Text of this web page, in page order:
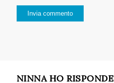
NINNA HO RISPONDE